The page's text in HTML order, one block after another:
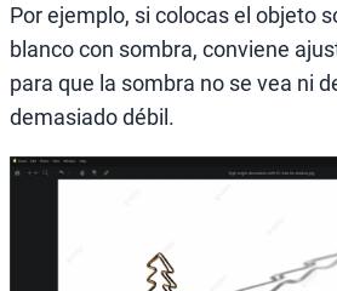
Por ejemplo, si colocas el objeto
blanco con sombra, conviene
para que la sombra no se vea ni
demasiado débil.